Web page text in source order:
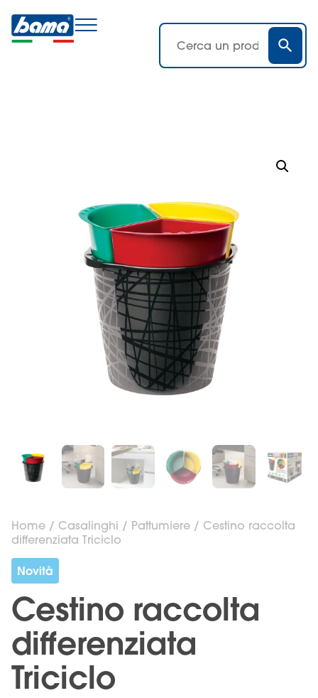
Home / Casalinghi / Pattumiere / Cestino raccolta
differenziata Triciclo
Novità
Cestino raccolta
differenziata
Triciclo